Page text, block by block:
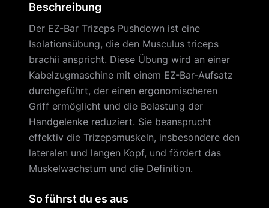
Beschreibung
Der EZ-Bar Trizeps Pushdown ist eine
Isolationsübung, die den Musculus triceps
brachii anspricht. Diese Übung wird an einer
Kabelzugmaschine mit einem EZ-Bar-Aufsatz
durchgeführt, der einen ergonomischeren
Griff ermöglicht und die Belastung der
Handgelenke reduziert. Sie beansprucht
effektiv die Trizepsmuskeln, insbesondere den
lateralen und langen Kopf, und fördert das
Muskelwachstum und die Definition.
So führst du es aus